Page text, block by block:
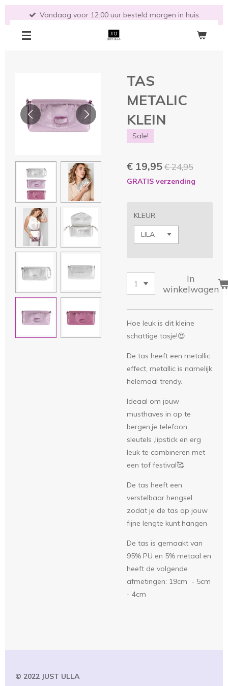
direct
Vandaag voor 12:00 uur besteld morgen in huis.
TAS
METALIC
KLEIN
Sale!
€ 19,95€ 24,95
GRATIS verzending
KLEUR
In
winkelwagen
Hoe leuk is dit kleine
schattige tasje!😍
De tas heeft een metallic
effect, metallic is namelijk
helemaal trendy.
Ideaal om jouw
musthaves in op te
bergen,je telefoon,
sleutels ,lipstick en erg
leuk te combineren met
een tof festival🥰
De tas heeft een
verstelbaar hengsel
zodat je de tas op jouw
fijne lengte kunt hangen
De tas is gemaakt van
95% PU en 5% metaal en
heeft de volgende
afmetingen: 19cm - 5cm
- 4cm
© 2022 JUST ULLA